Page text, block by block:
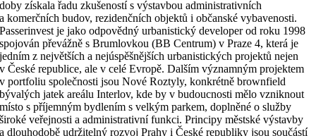
doby získala řadu zkušeností s výstavbou administrativních
a komerčních budov, rezidenčních objektů i občanské vybavenosti.
Passerinvest je jako odpovědný urbanistický developer od roku 1998
spojován převážně s Brumlovkou (BB Centrum) v Praze 4, která je
jedním z největších a nejúspěšnějších urbanistických projektů nejen
v České republice, ale v celé Evropě. Dalším významným projektem
v portfoliu společnosti jsou Nové Roztyly, konkrétně brownfield
bývalých jatek areálu Interlov, kde by v budoucnosti mělo vzniknout
místo s příjemným bydlením s velkým parkem, doplněné o služby
široké veřejnosti a administrativní funkci. Principy městské výstavby
a dlouhodobě udržitelný rozvoj Prahy i České republiky jsou součástí